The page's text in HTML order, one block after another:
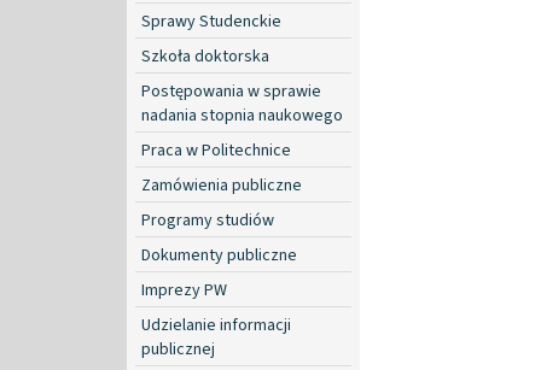
Sprawy Studenckie
Szkoła doktorska
Postępowania w sprawie
nadania stopnia naukowego
Praca w Politechnice
Zamówienia publiczne
Programy studiów
Dokumenty publiczne
Imprezy PW
Udzielanie informacji
publicznej